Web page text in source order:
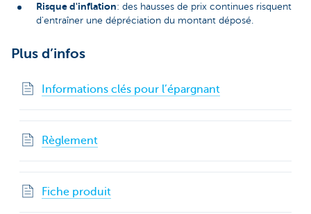
Risque d'inflation: des hausses de prix continues risquent
d'entraîner une dépréciation du montant déposé.
Plus d’infos
Informations clés pour l’épargnant
Règlement
Fiche produit